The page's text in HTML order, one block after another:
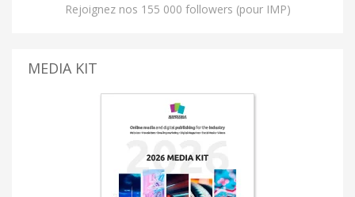
Rejoignez nos 155 000 followers (pour IMP)
MEDIA KIT